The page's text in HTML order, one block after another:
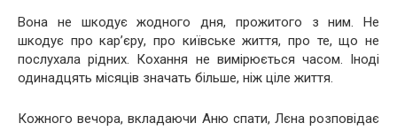
Вона не шкодує жодного дня, прожитого з ним. Не
шкодує про кар’єру, про київське життя, про те, що не
послухала рідних. Кохання не вимірюється часом. Іноді
одинадцять місяців значать більше, ніж ціле життя.
Кожного вечора, вкладаючи Аню спати, Лєна розповідає